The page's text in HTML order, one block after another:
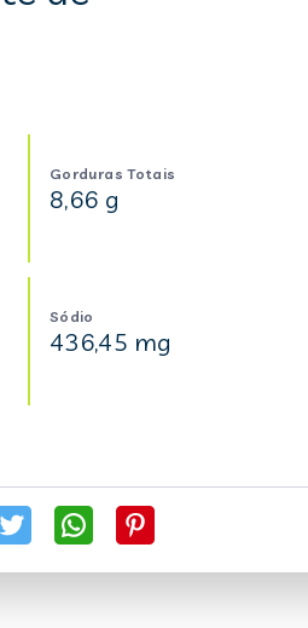
Gorduras Totais
8,66 g
Sódio
436,45 mg